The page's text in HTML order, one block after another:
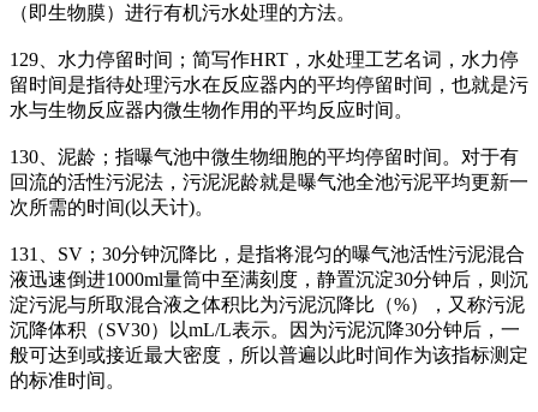
（即生物膜）进行有机污水处理的方法。
129、水力停留时间；简写作HRT，水处理工艺名词，水力停
留时间是指待处理污水在反应器内的平均停留时间，也就是污
水与生物反应器内微生物作用的平均反应时间。
130、泥龄；指曝气池中微生物细胞的平均停留时间。对于有
回流的活性污泥法，污泥泥龄就是曝气池全池污泥平均更新一
次所需的时间(以天计)。
131、SV；30分钟沉降比，是指将混匀的曝气池活性污泥混合
液迅速倒进1000ml量筒中至满刻度，静置沉淀30分钟后，则沉
淀污泥与所取混合液之体积比为污泥沉降比（%），又称污泥
沉降体积（SV30）以mL/L表示。因为污泥沉降30分钟后，一
般可达到或接近最大密度，所以普遍以此时间作为该指标测定
的标准时间。